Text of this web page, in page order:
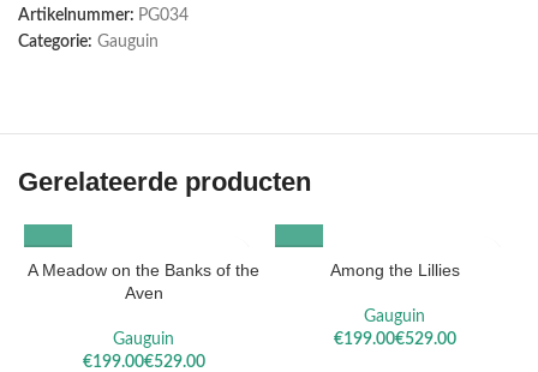
Artikelnummer: PG034
Categorie: Gauguin
Gerelateerde producten
A Meadow on the Banks of the
Aven
Gauguin
€
€
Among the Lillies
Gauguin
€
€